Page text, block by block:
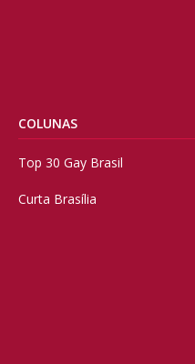
COLUNAS
Top 30 Gay Brasil
Curta Brasília